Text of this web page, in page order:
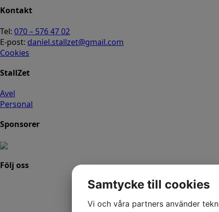
Kontakt
Tel: 070 – 576 47 02
E-post: daniel.stallzet@gmail.com
Cookies
StallZet
Avel
Personal
Sponsorer
Följ oss
Samtycke till cookies
Vi och våra partners använder